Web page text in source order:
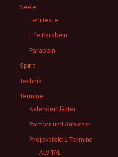
Seele
Lehrtexte
Life Parabeln
Parabeln
Spirit
Technik
Termine
Kalenderblätter
Partner und Anbieter
Projektfeld 1 Termine
ALVITAL